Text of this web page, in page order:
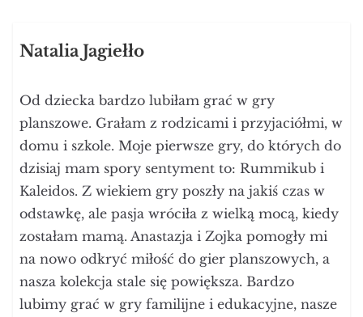
Natalia Jagiełło
Od dziecka bardzo lubiłam grać w gry
planszowe. Grałam z rodzicami i przyjaciółmi, w
domu i szkole. Moje pierwsze gry, do których do
dzisiaj mam spory sentyment to: Rummikub i
Kaleidos. Z wiekiem gry poszły na jakiś czas w
odstawkę, ale pasja wróciła z wielką mocą, kiedy
zostałam mamą. Anastazja i Zojka pomogły mi
na nowo odkryć miłość do gier planszowych, a
nasza kolekcja stale się powiększa. Bardzo
lubimy grać w gry familijne i edukacyjne, nasze